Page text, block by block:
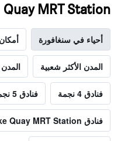
Quay MRT Station
أحياء في سنغافورة
المدن الأكثر شعبية
فنادق 4 نجمة فنادق 5 نجمة
فنادق Clarke Quay MRT Station الرائجة